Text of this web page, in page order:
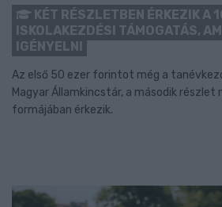
KÉT RÉSZLETBEN ÉRKEZIK A
ISKOLAKEZDÉSI TÁMOGATÁS,
IGÉNYELNI
Az első 50 ezer forintot még a
Magyar Államkincstár, a második
formájában érkezik.